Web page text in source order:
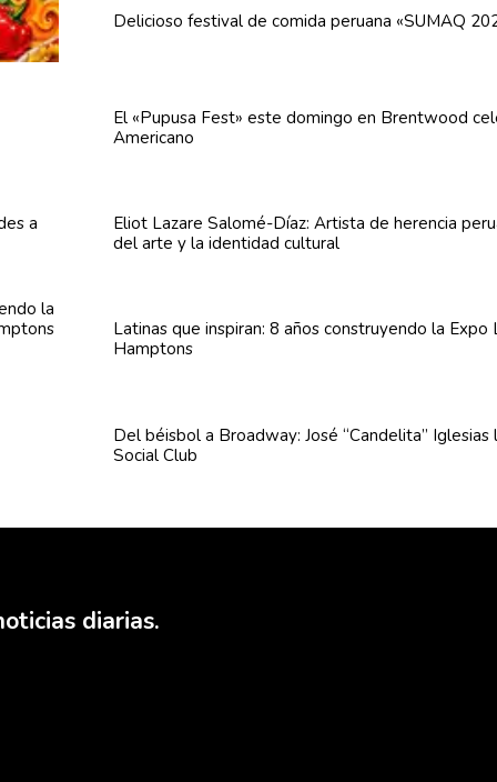
Delicioso festival de comida peruana «SUMAQ
El «Pupusa Fest» este domingo en Brentwood
Americano
Eliot Lazare Salomé-Díaz: Artista de herencia
del arte y la identidad cultural
Latinas que inspiran: 8 años construyendo la Expo
Hamptons
Del béisbol a Broadway: José “Candelita” Iglesias
Social Club
diarias.